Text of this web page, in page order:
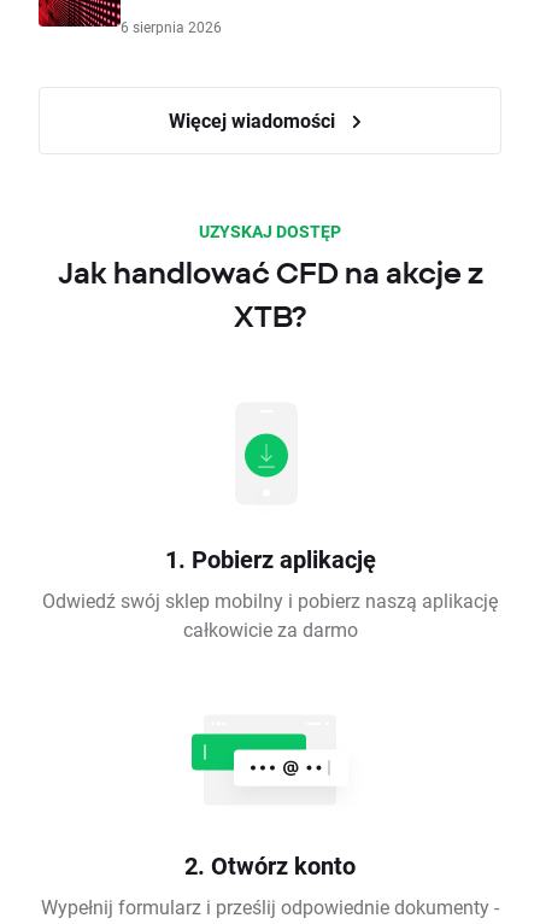
6 sierpnia 2026
Więcej wiadomości
UZYSKAJ DOSTĘP
Jak handlować CFD na akcje z
XTB?
1. Pobierz aplikację
Odwiedź swój sklep mobilny i pobierz naszą aplikację
całkowicie za darmo
2. Otwórz konto
Wypełnij formularz i prześlij odpowiednie dokumenty -